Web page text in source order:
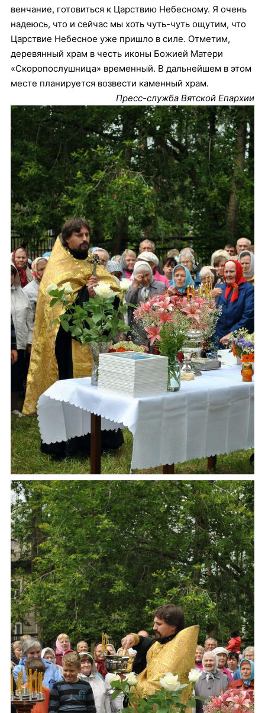
венчание, готовиться к Царствию Небесному. Я очень
надеюсь, что и сейчас мы хоть чуть-чуть ощутим, что
Царствие Небесное уже пришло в силе. Отметим,
деревянный храм в честь иконы Божией Матери
«Скоропослушница» временный. В дальнейшем в этом
месте планируется возвести каменный храм.
Пресс-служба Вятской Епархии